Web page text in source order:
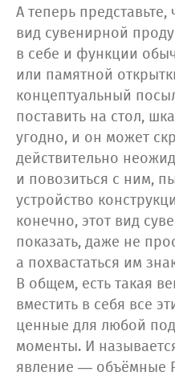
А теперь представьте,
вид сувенирной
в себе и функции
или памятной
концептуальный
поставить на стол,
угодно, и он может
действительно
и повозиться с ним,
устройство
конечно, этот вид
показать, даже не
а похвастаться им
В общем, есть такая
вместить в себя все
ценные для любой
моменты. И
явление — объёмные